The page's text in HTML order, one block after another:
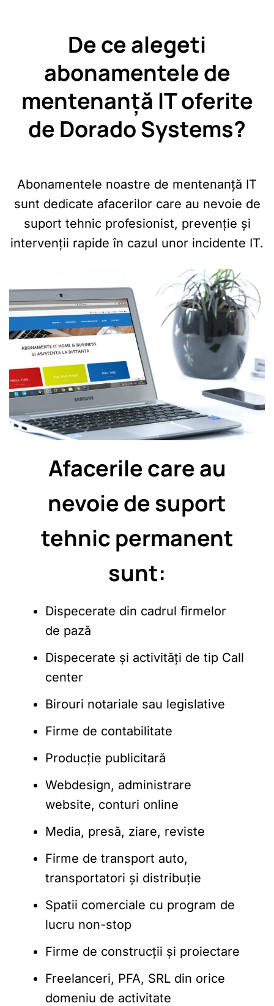
De ce alegeti
abonamentele de
mentenanță IT oferite
de Dorado Systems?​
Abonamentele noastre de mentenanță IT
sunt dedicate afacerilor care au nevoie de
suport tehnic profesionist, prevenție și
intervenții rapide în cazul unor incidente IT.
Afacerile care au
nevoie de suport
tehnic permanent
sunt:
Dispecerate din cadrul firmelor
de pază
Dispecerate și activități de tip Call
center
Birouri notariale sau legislative
Firme de contabilitate
Producție publicitară
Webdesign, administrare
website, conturi online
Media, presă, ziare, reviste
Firme de transport auto,
transportatori și distribuție
Spatii comerciale cu program de
lucru non-stop
Firme de construcții și proiectare
Freelanceri, PFA, SRL din orice
domeniu de activitate